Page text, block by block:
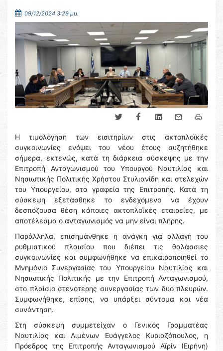
09/12/2024 3:29 μμ.
Η τιμολόγηση των εισιτηρίων στις ακτοπλοϊκές
συγκοινωνίες ενόψει του νέου έτους συζητήθηκε
σήμερα, εκτενώς, κατά τη διάρκεια σύσκεψης με την
Επιτροπή Ανταγωνισμού του Υπουργού Ναυτιλίας και
Νησιωτικής Πολιτικής Χρήστου Στυλιανίδη και στελεχών
του Υπουργείου, στα γραφεία της Επιτροπής. Κατά τη
σύσκεψη εξετάσθηκε το ενδεχόμενο να έχουν
δεσπόζουσα θέση κάποιες ακτοπλοϊκές εταιρείες, με
αποτέλεσμα ο ανταγωνισμός να μην είναι πλήρης.
Παράλληλα, επισημάνθηκε η ανάγκη για αλλαγή του
ρυθμιστικού πλαισίου που διέπει τις θαλάσσιες
συγκοινωνίες και συμφωνήθηκε να επικαιροποιηθεί το
Μνημόνιο Συνεργασίας του Υπουργείου Ναυτιλίας και
Νησιωτικής Πολιτικής με την Επιτροπή Ανταγωνισμού,
στο πλαίσιο στενότερης συνεργασίας των δυο πλευρών.
Συμφωνήθηκε, επίσης, να υπάρξει σύντομα και νέα
συνάντηση.
Στη σύσκεψη συμμετείχαν ο Γενικός Γραμματέας
Ναυτιλίας και Λιμένων Ευάγγελος Κυριαζόπουλος, η
Πρόεδρος της Επιτροπής Ανταγωνισμού Αϊρίν (Ειρήνη)